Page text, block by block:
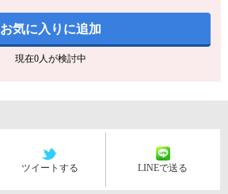
お気に入りに追加
現在0人が検討中
ツイートする LINEで送る